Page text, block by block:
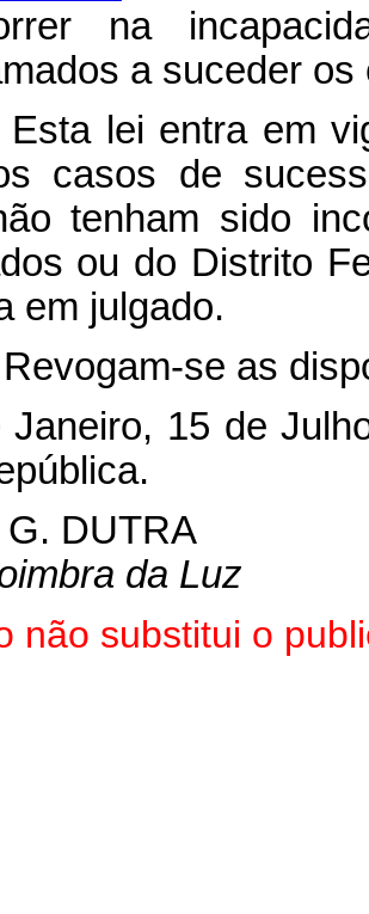
na
a suceder os
Esta lei entra em
casos de
tenham sido
ou do Distrito
em julgado.
se as
Janeiro, 15 de
DUTRA
da Luz
não substitui o